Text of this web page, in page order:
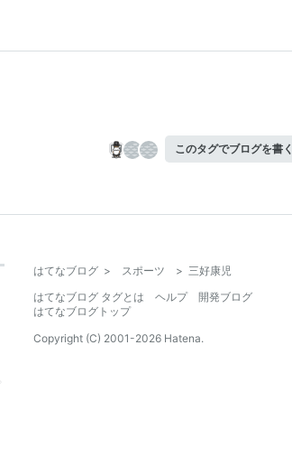
このタグでブログを書く
はてなブログ > スポーツ > 三好康児
はてなブログ タグとは
ヘルプ
開発ブログ
はてなブログトップ
Copyright (C) 2001-2026 Hatena.